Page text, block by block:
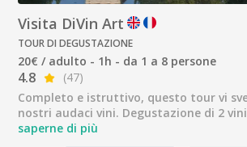
Visita DiVin Art
TOUR DI DEGUSTAZIONE
20€ / adulto - 1h - da 1 a 8 persone
4.8
(47)
Completo e istruttivo, questo tour vi
nostri audaci vini. Degustazione di 2
saperne di più